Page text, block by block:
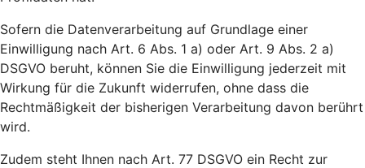
Sofern die Datenverarbeitung auf Grundlage einer
Einwilligung nach Art. 6 Abs. 1 a) oder Art. 9 Abs. 2 a)
DSGVO beruht, können Sie die Einwilligung jederzeit mit
Wirkung für die Zukunft widerrufen, ohne dass die
Rechtmäßigkeit der bisherigen Verarbeitung davon berührt
wird.
Zudem steht Ihnen nach Art. 77 DSGVO ein Recht zur